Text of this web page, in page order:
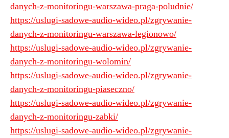
danych-z-monitoringu-warszawa-praga-poludnie/
https://uslugi-sadowe-audio-wideo.pl/zgrywanie-
danych-z-monitoringu-warszawa-legionowo/
https://uslugi-sadowe-audio-wideo.pl/zgrywanie-
danych-z-monitoringu-wolomin/
https://uslugi-sadowe-audio-wideo.pl/zgrywanie-
danych-z-monitoringu-piaseczno/
https://uslugi-sadowe-audio-wideo.pl/zgrywanie-
danych-z-monitoringu-zabki/
https://uslugi-sadowe-audio-wideo.pl/zgrywanie-